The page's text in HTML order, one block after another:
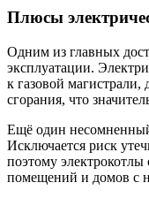
Плюсы
Одним из главных
эксплуатации.
к газовой
сгорания, что
Ещё один
Исключается риск
поэтому
помещений и домов с